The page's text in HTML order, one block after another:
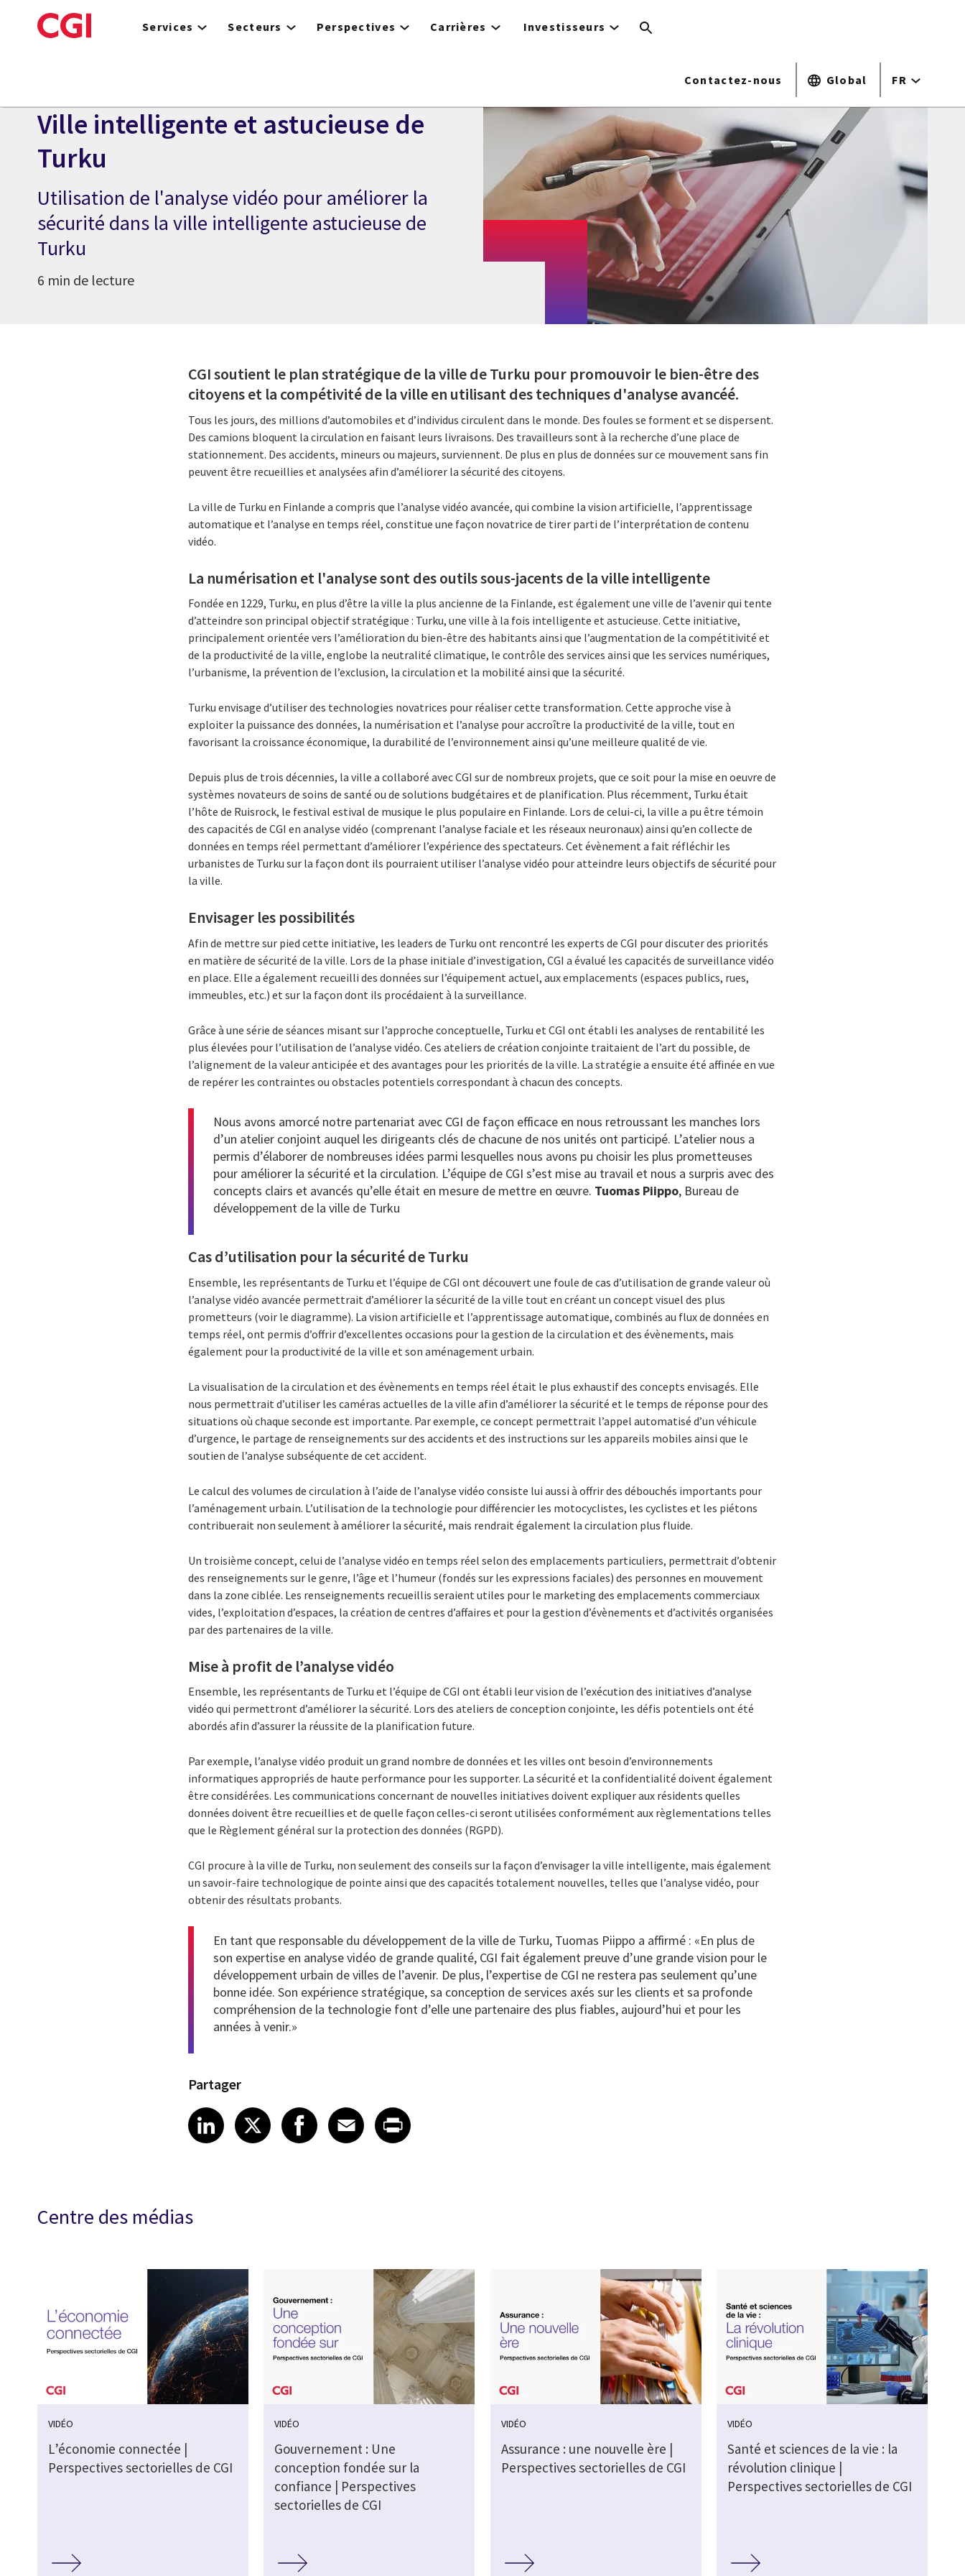
to
Services Secteurs Perspectives Carrières Investisseurs
Contactez-nous Global FR
Ville intelligente et astucieuse de
Turku
Utilisation de l'analyse vidéo pour améliorer la
sécurité dans la ville intelligente astucieuse de
Turku
6 min de lecture
CGI soutient le plan stratégique de la ville de Turku pour promouvoir le bien-être des
citoyens et la compétivité de la ville en utilisant des techniques d'analyse avancéé.
Tous les jours, des millions d’automobiles et d’individus circulent dans le monde. Des foules se forment et se dispersent.
Des camions bloquent la circulation en faisant leurs livraisons. Des travailleurs sont à la recherche d’une place de
stationnement. Des accidents, mineurs ou majeurs, surviennent. De plus en plus de données sur ce mouvement sans fin
peuvent être recueillies et analysées afin d’améliorer la sécurité des citoyens.
La ville de Turku en Finlande a compris que l’analyse vidéo avancée, qui combine la vision artificielle, l’apprentissage
automatique et l’analyse en temps réel, constitue une façon novatrice de tirer parti de l’interprétation de contenu
vidéo.
La numérisation et l'analyse sont des outils sous-jacents de la ville intelligente
Fondée en 1229, Turku, en plus d’être la ville la plus ancienne de la Finlande, est également une ville de l’avenir qui tente
d’atteindre son principal objectif stratégique : Turku, une ville à la fois intelligente et astucieuse. Cette initiative,
principalement orientée vers l’amélioration du bien-être des habitants ainsi que l’augmentation de la compétitivité et
de la productivité de la ville, englobe la neutralité climatique, le contrôle des services ainsi que les services numériques,
l’urbanisme, la prévention de l’exclusion, la circulation et la mobilité ainsi que la sécurité.
Turku envisage d’utiliser des technologies novatrices pour réaliser cette transformation. Cette approche vise à
exploiter la puissance des données, la numérisation et l’analyse pour accroître la productivité de la ville, tout en
favorisant la croissance économique, la durabilité de l’environnement ainsi qu’une meilleure qualité de vie.
Depuis plus de trois décennies, la ville a collaboré avec CGI sur de nombreux projets, que ce soit pour la mise en oeuvre de
systèmes novateurs de soins de santé ou de solutions budgétaires et de planification. Plus récemment, Turku était
l’hôte de Ruisrock, le festival estival de musique le plus populaire en Finlande. Lors de celui-ci, la ville a pu être témoin
des capacités de CGI en analyse vidéo (comprenant l’analyse faciale et les réseaux neuronaux) ainsi qu’en collecte de
données en temps réel permettant d’améliorer l’expérience des spectateurs. Cet évènement a fait réfléchir les
urbanistes de Turku sur la façon dont ils pourraient utiliser l’analyse vidéo pour atteindre leurs objectifs de sécurité pour
la ville.
Envisager les possibilités
Afin de mettre sur pied cette initiative, les leaders de Turku ont rencontré les experts de CGI pour discuter des priorités
en matière de sécurité de la ville. Lors de la phase initiale d’investigation, CGI a évalué les capacités de surveillance vidéo
en place. Elle a également recueilli des données sur l’équipement actuel, aux emplacements (espaces publics, rues,
immeubles, etc.) et sur la façon dont ils procédaient à la surveillance.
Grâce à une série de séances misant sur l’approche conceptuelle, Turku et CGI ont établi les analyses de rentabilité les
plus élevées pour l’utilisation de l’analyse vidéo. Ces ateliers de création conjointe traitaient de l’art du possible, de
l’alignement de la valeur anticipée et des avantages pour les priorités de la ville. La stratégie a ensuite été affinée en vue
de repérer les contraintes ou obstacles potentiels correspondant à chacun des concepts.
Nous avons amorcé notre partenariat avec CGI de façon efficace en nous retroussant les manches lors
d’un atelier conjoint auquel les dirigeants clés de chacune de nos unités ont participé. L’atelier nous a
permis d’élaborer de nombreuses idées parmi lesquelles nous avons pu choisir les plus prometteuses
pour améliorer la sécurité et la circulation. L’équipe de CGI s’est mise au travail et nous a surpris avec des
concepts clairs et avancés qu’elle était en mesure de mettre en œuvre. Tuomas Piippo, Bureau de
développement de la ville de Turku
Cas d’utilisation pour la sécurité de Turku
Ensemble, les représentants de Turku et l’équipe de CGI ont découvert une foule de cas d’utilisation de grande valeur où
l’analyse vidéo avancée permettrait d’améliorer la sécurité de la ville tout en créant un concept visuel des plus
prometteurs (voir le diagramme). La vision artificielle et l’apprentissage automatique, combinés au flux de données en
temps réel, ont permis d’offrir d’excellentes occasions pour la gestion de la circulation et des évènements, mais
également pour la productivité de la ville et son aménagement urbain.
La visualisation de la circulation et des évènements en temps réel était le plus exhaustif des concepts envisagés. Elle
nous permettrait d’utiliser les caméras actuelles de la ville afin d’améliorer la sécurité et le temps de réponse pour des
situations où chaque seconde est importante. Par exemple, ce concept permettrait l’appel automatisé d’un véhicule
d’urgence, le partage de renseignements sur des accidents et des instructions sur les appareils mobiles ainsi que le
soutien de l’analyse subséquente de cet accident.
Le calcul des volumes de circulation à l’aide de l’analyse vidéo consiste lui aussi à offrir des débouchés importants pour
l’aménagement urbain. L’utilisation de la technologie pour différencier les motocyclistes, les cyclistes et les piétons
contribuerait non seulement à améliorer la sécurité, mais rendrait également la circulation plus fluide.
Un troisième concept, celui de l’analyse vidéo en temps réel selon des emplacements particuliers, permettrait d’obtenir
des renseignements sur le genre, l’âge et l’humeur (fondés sur les expressions faciales) des personnes en mouvement
dans la zone ciblée. Les renseignements recueillis seraient utiles pour le marketing des emplacements commerciaux
vides, l’exploitation d’espaces, la création de centres d’affaires et pour la gestion d’évènements et d’activités organisées
par des partenaires de la ville.
Mise à profit de l’analyse vidéo
Ensemble, les représentants de Turku et l’équipe de CGI ont établi leur vision de l’exécution des initiatives d’analyse
vidéo qui permettront d’améliorer la sécurité. Lors des ateliers de conception conjointe, les défis potentiels ont été
abordés afin d’assurer la réussite de la planification future.
Par exemple, l’analyse vidéo produit un grand nombre de données et les villes ont besoin d’environnements
informatiques appropriés de haute performance pour les supporter. La sécurité et la confidentialité doivent également
être considérées. Les communications concernant de nouvelles initiatives doivent expliquer aux résidents quelles
données doivent être recueillies et de quelle façon celles-ci seront utilisées conformément aux règlementations telles
que le Règlement général sur la protection des données (RGPD).
CGI procure à la ville de Turku, non seulement des conseils sur la façon d’envisager la ville intelligente, mais également
un savoir-faire technologique de pointe ainsi que des capacités totalement nouvelles, telles que l’analyse vidéo, pour
obtenir des résultats probants.
En tant que responsable du développement de la ville de Turku, Tuomas Piippo a affirmé : «En plus de
son expertise en analyse vidéo de grande qualité, CGI fait également preuve d’une grande vision pour le
développement urbain de villes de l’avenir. De plus, l’expertise de CGI ne restera pas seulement qu’une
bonne idée. Son expérience stratégique, sa conception de services axés sur les clients et sa profonde
compréhension de la technologie font d’elle une partenaire des plus fiables, aujourd’hui et pour les
années à venir.»
Partager
Share article on LinkedIn
LinkedIn
Share article on X
XShare article on Facebook
Facebook
Share article on Email
Email
Share article on Print
Centre des médias
VIDÉO
L’économie connectée |
Perspectives sectorielles de CGI
VIDÉO
Gouvernement : Une
conception fondée sur la
confiance | Perspectives
sectorielles de CGI
VIDÉO
Assurance : une nouvelle ère |
Perspectives sectorielles de CGI
VIDÉO
Santé et sciences de la vie : la
révolution clinique |
Perspectives sectorielles de CGI